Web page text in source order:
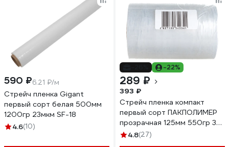
590 ₽6.21 ₽/м
Стрейч пленка Gigant
первый сорт белая 500мм
1200гр 23мкм SF-18
4.6(10)
-22%
289 ₽
393 ₽
Стрейч пленка компакт
первый сорт ПАКПОЛИМЕР
прозрачная 125мм 550гр 38
20мкм
4.8(27)